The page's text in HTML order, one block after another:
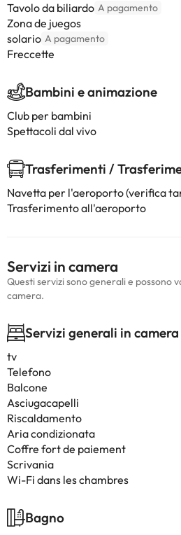
Tavolo da biliardo A pagamento
Zona de juegos
solario A pagamento
Freccette
Bambini e animazione
Club per bambini
Spettacoli dal vivo
Trasferimenti /
Navetta per l'aeroporto (verifica
Trasferimento all'aeroporto
Servizi in camera
Questi servizi sono generali e possono
camera.
Servizi generali in camera
tv
Telefono
Balcone
Asciugacapelli
Riscaldamento
Aria condizionata
Coffre fort de paiement
Scrivania
Wi-Fi dans les chambres
Bagno